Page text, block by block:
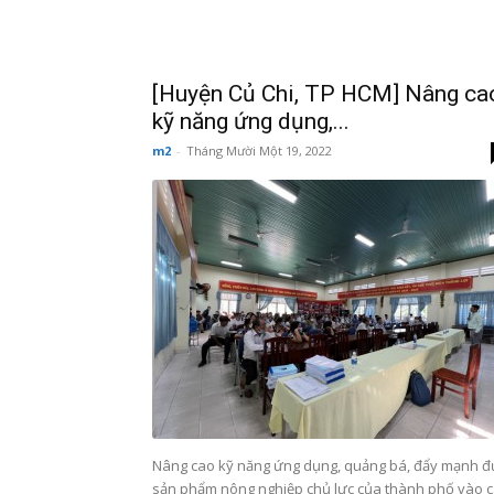
[Huyện Củ Chi, TP HCM] Nâng
kỹ năng ứng dụng,...
m2 - Tháng Mười Một 19, 2022
Nâng cao kỹ năng ứng dụng, quảng bá, đẩy mạnh
sản phẩm nông nghiệp chủ lực của thành phố vào